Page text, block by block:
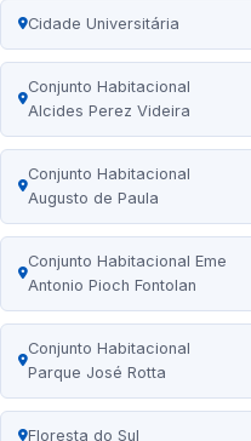
Cidade Universitária
Conjunto Habitacional
Alcides Perez Videira
Conjunto Habitacional
Augusto de Paula
Conjunto Habitacional Eme
Antonio Pioch Fontolan
Conjunto Habitacional
Parque José Rotta
Floresta do Sul